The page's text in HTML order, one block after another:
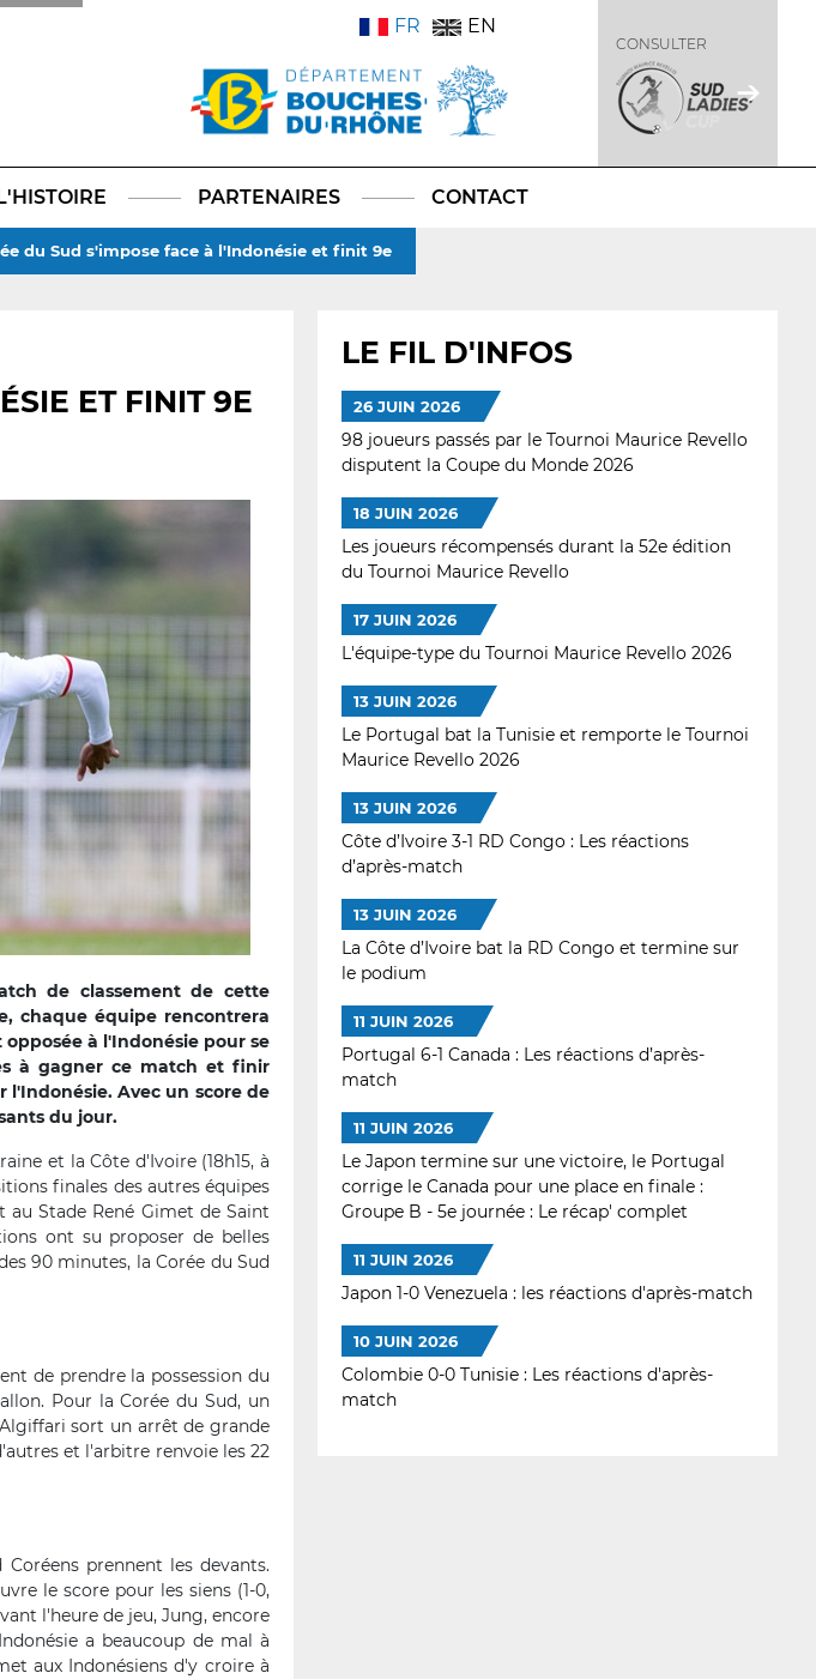
X
FR EN
CONSULTER
PARTENAIRES CONTACT
du Sud s'impose face à l'Indonésie et finit 9e
ET FINIT 9E
de classement de cette
chaque équipe rencontrera
à l'Indonésie pour se
à gagner ce match et finir
l'Indonésie. Avec un score de
du jour.
et la Côte d'Ivoire (18h15, à
finales des autres équipes
Stade René Gimet de Saint
ont su proposer de belles
90 minutes, la Corée du Sud
de prendre la possession du
Pour la Corée du Sud, un
sort un arrêt de grande
et l'arbitre renvoie les 22
prennent les devants.
le score pour les siens (1-0,
l'heure de jeu, Jung, encore
a beaucoup de mal à
aux Indonésiens d'y croire à
LE FIL D'INFOS
26 JUIN 2026
98 joueurs passés par le Tournoi Maurice Revello
disputent la Coupe du Monde 2026
18 JUIN 2026
Les joueurs récompensés durant la 52e édition
du Tournoi Maurice Revello
17 JUIN 2026
L'équipe-type du Tournoi Maurice Revello 2026
13 JUIN 2026
Le Portugal bat la Tunisie et remporte le Tournoi
Maurice Revello 2026
13 JUIN 2026
Côte d’Ivoire 3-1 RD Congo : Les réactions
d’après-match
13 JUIN 2026
La Côte d’Ivoire bat la RD Congo et termine sur
le podium
11 JUIN 2026
Portugal 6-1 Canada : Les réactions d’après-
match
11 JUIN 2026
Le Japon termine sur une victoire, le Portugal
corrige le Canada pour une place en finale :
Groupe B - 5e journée : Le récap' complet
11 JUIN 2026
Japon 1-0 Venezuela : les réactions d'après-match
10 JUIN 2026
Colombie 0-0 Tunisie : Les réactions d'après-
match